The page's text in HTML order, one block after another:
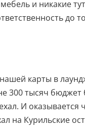
и никакие
до
карты в
тысяч бюджет
И оказывается
на Курильские